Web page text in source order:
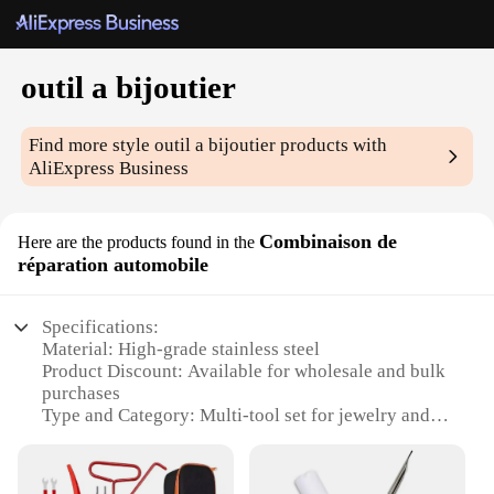
outil a bijoutier
Find more styleoutil a bijoutier products with
AliExpress Business
Here are the products found in the Combinaison de
réparation automobile
Specifications:
Material: High-grade stainless steel
Product Discount: Available for wholesale and bulk
purchases
Type and Category: Multi-tool set for jewelry and
Design and Style: Ergonomic design with
comfortable grip